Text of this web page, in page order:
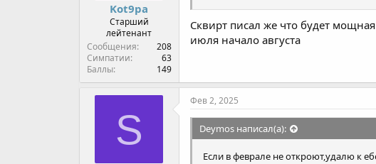
Kot9pa
Старший
лейтенант
Сообщения
208
Симпатии
63
Баллы
149
Сквирт писал же что будет
июля начало августа
S
Фев 2, 2025
Deymos написал(а):
Если в феврале не откроют,удалю к